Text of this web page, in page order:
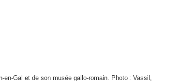
Gal et de son musée gallo-romain. Photo : Vassil,